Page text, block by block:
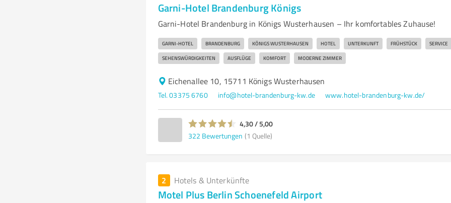
Garni-Hotel Brandenburg Königs
Garni-Hotel Brandenburg in Königs Wusterhausen – Ihr komfortables Zuhause!
GARNI-HOTEL BRANDENBURG KÖNIGS WUSTERHAUSEN HOTEL UNTERKUNFT FRÜHSTÜCK SERVICE
SEHENSWÜRDIGKEITEN AUSFLÜGE KOMFORT MODERNE ZIMMER
Eichenallee 10, 15711 Königs Wusterhausen
Tel. 03375 6760 info@hotel-brandenburg-kw.de www.hotel-brandenburg-kw.de/
4,30 / 5,00
322 Bewertungen (1 Quelle)
2 Hotels & Unterkünfte
Motel Plus Berlin Schoenefeld Airport